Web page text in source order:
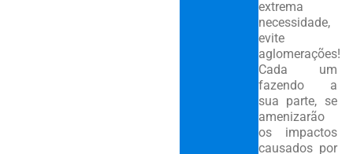
extrema
necessidade,
evite
aglomerações!
Cada um
fazendo a
sua parte, se
amenizarão
os impactos
causados por